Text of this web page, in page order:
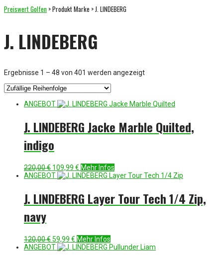
Preiswert Golfen > Produkt Marke > J. LINDEBERG
J. LINDEBERG
Ergebnisse 1 – 48 von 401 werden angezeigt
ANGEBOT
J. LINDEBERG Jacke Marble Quilted,
indigo
220,00€ Ursprünglicher
Preis
109,99 € Aktueller
Preis
Mehr Infos
ANGEBOT
J. LINDEBERG Layer Tour Tech 1/4 Zip,
navy
120,00€ Ursprünglicher
Preis
59,99 € Aktueller
Preis
Mehr Infos
ANGEBOT